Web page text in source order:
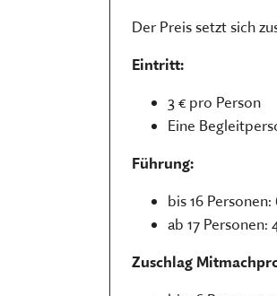
Der Preis setzt sich
Eintritt:
3 € pro Person
Eine
Führung:
bis 16 Personen:
ab 17 Personen:
Zuschlag